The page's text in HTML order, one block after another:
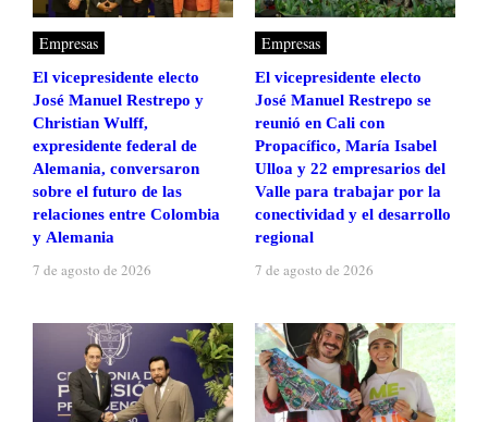
Empresas
El vicepresidente electo
José Manuel Restrepo y
Christian Wulff,
expresidente federal de
Alemania, conversaron
sobre el futuro de las
relaciones entre Colombia
y Alemania
7 de agosto de 2026
Empresas
El vicepresidente electo
José Manuel Restrepo se
reunió en Cali con
Propacífico, María Isabel
Ulloa y 22 empresarios del
Valle para trabajar por la
conectividad y el desarrollo
regional
7 de agosto de 2026